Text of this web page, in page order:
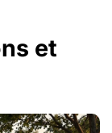
et